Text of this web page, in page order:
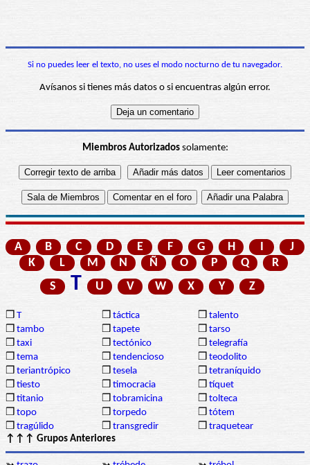
Si no puedes leer el texto, no uses el modo nocturno de tu navegador.
Avísanos si tienes más datos o si encuentras algún error.
Miembros Autorizadossolamente:
A B C D E F G H I
J
K
L M N Ñ O P Q
R
S
T U V W X Y Z
❒ T ❒ táctica ❒ talento
❒ tambo ❒ tapete ❒ tarso
❒ taxi ❒ tectónico ❒ telegrafía
❒ tema ❒ tendencioso ❒ teodolito
❒ teriantrópico ❒ tesela ❒ tetraníquido
❒ tiesto ❒ timocracia ❒ tíquet
❒ titanio ❒ tobramicina ❒ tolteca
❒ topo ❒ torpedo ❒ tótem
❒ tragúlido ❒ transgredir ❒ traquetear
↑↑↑ Grupos Anteriores